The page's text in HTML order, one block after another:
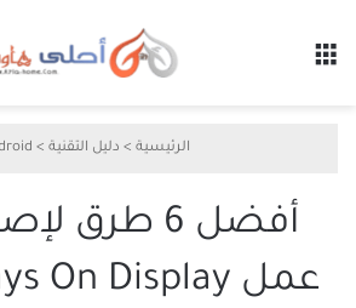
الرئيسية > دليل التقنية >
أفضل 6 طرق